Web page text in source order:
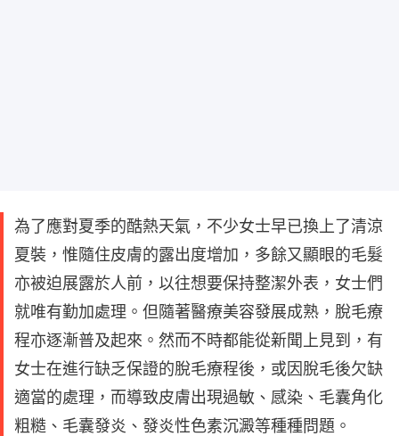
為了應對夏季的酷熱天氣，不少女士早已換上了清涼
夏裝，惟隨住皮膚的露出度增加，多餘又顯眼的毛髮
亦被迫展露於人前，以往想要保持整潔外表，女士們
就唯有勤加處理。但隨著醫療美容發展成熟，脫毛療
程亦逐漸普及起來。然而不時都能從新聞上見到，有
女士在進行缺乏保證的脫毛療程後，或因脫毛後欠缺
適當的處理，而導致皮膚出現過敏、感染、毛囊角化
粗糙、毛囊發炎、發炎性色素沉澱等種種問題。